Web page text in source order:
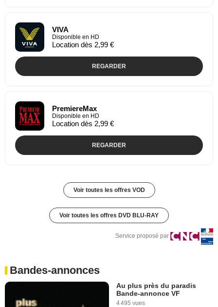
VIVA
Disponible en HD
Location dès 2,99 €
REGARDER
PremiereMax
Disponible en HD
Location dès 2,99 €
REGARDER
Voir toutes les offres VOD
Voir toutes les offres DVD BLU-RAY
Service proposé par
Bandes-annonces
Au plus près du paradis
Bande-annonce VF
4 495 vues